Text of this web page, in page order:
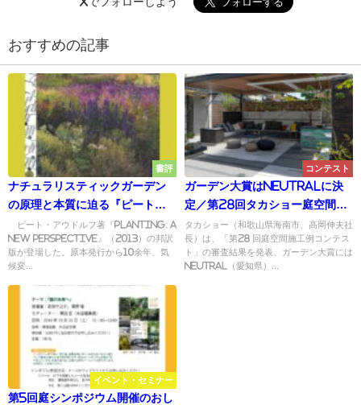
おすすめの記事
書評
ナチュラリスティックガーデン
の原理と本質に迫る『ピート・
アウドルフの庭づくり』
ピート・アウドルフ著『PLANTING: A
NEW PERSPECTIVE』（2013）の邦訳
版が登場した。原本発行から10余年、気
候変...
コンテスト
ガーデン大賞はneutralに決
定／第28回タカショー庭空間施
⼯例コンテスト
タカショー（和歌⼭県海南市、⾼岡伸夫社
長）は、「第28 回庭空間施⼯例コンテス
ト」の審査結果を発表、ガーデン⼤賞には
neutral（愛知県）...
イベント・セミナー
第5回庭シンポジウム開催のおし